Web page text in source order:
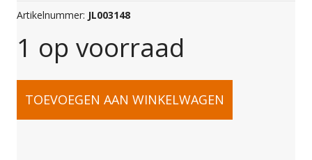
Artikelnummer: JL003148
1 op voorraad
E-
TOEVOEGEN AAN WINKELWAGEN